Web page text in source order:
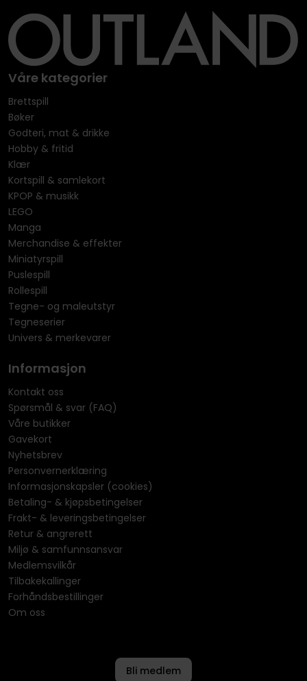
Våre kategorier
Brettspill
Bøker
Godteri, mat & drikke
Hobby & fritid
Klær
Kortspill & samlekort
KPOP & musikk
LEGO
Manga
Merchandise & effekter
Miniatyrspill
Puslespill
Rollespill
Tegne- og maleutstyr
Tegneserier
Univers & merkevarer
Informasjon
Kontakt oss
Spørsmål & svar (FAQ)
Våre butikker
Gavekort
Nyhetsbrev
Personvernerklæring
Informasjonskapsler (cookies)
Betaling- & kjøpsbetingelser
Frakt- & leveringsbetingelser
Retur & angrerett
Miljø & samfunnsansvar
Medlemsvilkår
Tilbakekallinger
Forhåndsbestillinger
Om oss
Bli medlem